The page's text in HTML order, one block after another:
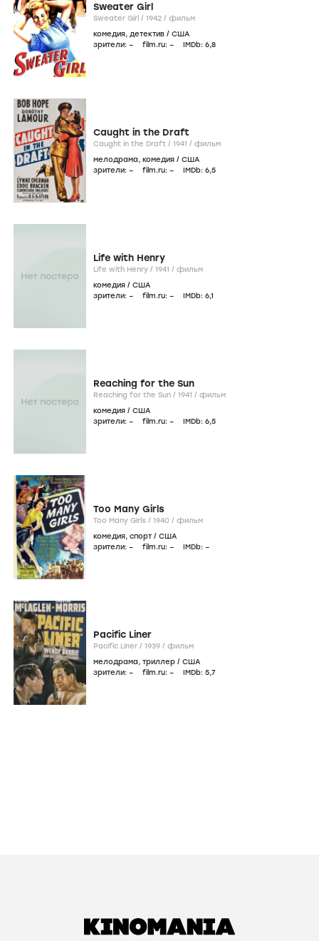
Sweater Girl
Sweater Girl / 1942 / фильм
комедия, детектив / США
зрители: – film.ru: – IMDb: 6,8
Caught in the Draft
Caught in the Draft / 1941 / фильм
мелодрама, комедия / США
зрители: – film.ru: – IMDb: 6,5
Life with Henry
Life with Henry / 1941 / фильм
комедия / США
зрители: – film.ru: – IMDb: 6,1
Reaching for the Sun
Reaching for the Sun / 1941 / фильм
комедия / США
зрители: – film.ru: – IMDb: 6,5
Too Many Girls
Too Many Girls / 1940 / фильм
комедия, спорт / США
зрители: – film.ru: – IMDb: –
Pacific Liner
Pacific Liner / 1939 / фильм
мелодрама, триллер / США
зрители: – film.ru: – IMDb: 5,7